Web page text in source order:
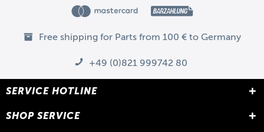
Free shipping for Parts from 100 € to Germany
+49 (0)821 999742 80
SERVICE HOTLINE
SHOP SERVICE